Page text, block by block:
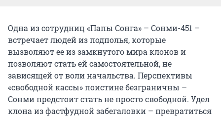
Одна из сотрудниц «Папы Сонга» – Сонми-451 –
встречает людей из подполья, которые
вызволяют ее из замкнутого мира клонов и
позволяют стать ей самостоятельной, не
зависящей от воли начальства. Перспективы
«свободной кассы» поистине безграничны –
Сонми предстоит стать не просто свободной. Удел
клона из фастфудной забегаловки – превратиться